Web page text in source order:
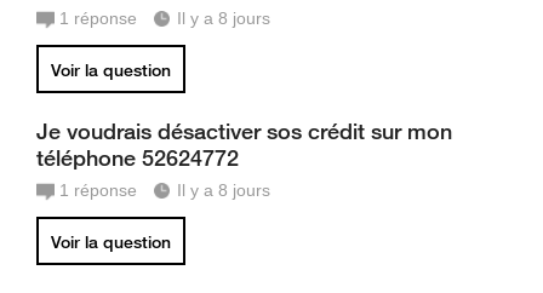
1 réponse Il y a 8 jours
Voir la question
Je voudrais désactiver sos crédit sur mon
téléphone 52624772
1 réponse Il y a 8 jours
Voir la question